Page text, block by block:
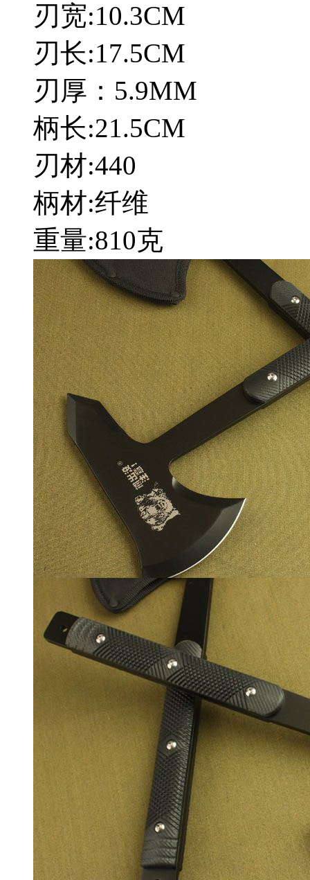
刃宽:10.3CM
刃长:17.5CM
刃厚：5.9MM
柄长:21.5CM
刃材:440
柄材:纤维
重量:810克